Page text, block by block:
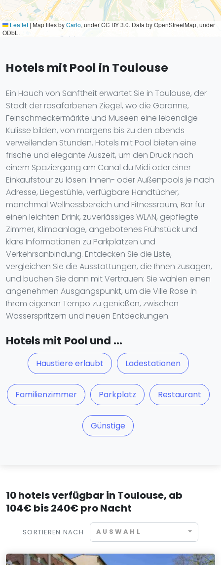
Leaflet | Map tiles byCarto, under CC BY 3.0. Data by OpenStreetMap, under
ODbL.
Hotels mit Pool in Toulouse
Ein Hauch von Sanftheit erwartet Sie in Toulouse, der
Stadt der rosafarbenen Ziegel, wo die Garonne,
Feinschmeckermärkte und Museen eine lebendige
Kulisse bilden, von morgens bis zu den abends
verweilenden Stunden. Hotels mit Pool bieten eine
frische und elegante Auszeit, um den Druck nach
einem Spaziergang am Canal du Midi oder einer
Einkaufstour zu lösen: Innen- oder Außenpools je nach
Adresse, Liegestühle, verfügbare Handtücher,
manchmal Wellnessbereich und Fitnessraum, Bar für
einen leichten Drink, zuverlässiges WLAN, gepflegte
Zimmer, Klimaanlage, angebotenes Frühstück und
klare Informationen zu Parkplätzen und
Verkehrsanbindung. Entdecken Sie die Liste,
vergleichen Sie die Ausstattungen, die Ihnen zusagen,
und buchen Sie dann mit Vertrauen: Sie wählen einen
angenehmen Ausgangspunkt, um die Ville Rose in
Ihrem eigenen Tempo zu genießen, zwischen
Wasserspritzern und neuen Entdeckungen.
Hotels mit Pool und ...
Haustiere erlaubt Ladestationen
Familienzimmer Parkplatz Restaurant
Günstige
10 hotels verfügbar in Toulouse, ab
104€ bis 240€ pro Nacht
SORTIEREN NACH AUSWAHL